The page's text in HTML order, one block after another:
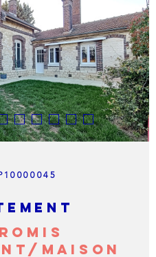
BIENS
BIENS
LIVRE
MAISON
RECHERCHER